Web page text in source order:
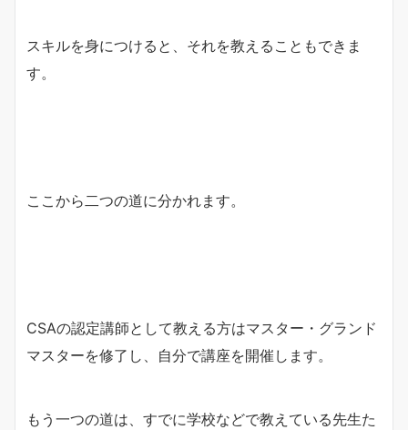
スキルを身につけると、それを教えることもできま
す。
ここから二つの道に分かれます。
CSAの認定講師として教える方はマスター・グランド
マスターを修了し、自分で講座を開催します。
もう一つの道は、すでに学校などで教えている先生た